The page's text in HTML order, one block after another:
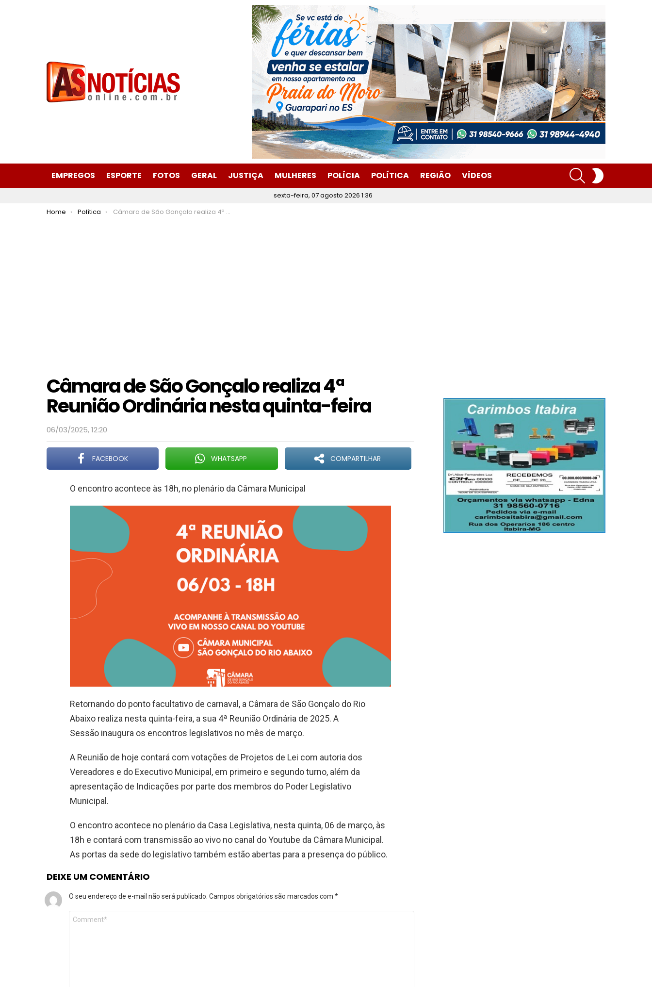
EMPREGOS ESPORTE FOTOS GERAL JUSTIÇA MULHERES POLÍCIA POLÍTICA REGIÃO VÍDEOS
SEARCH
sexta-feira, 07 agosto 2026 1:36
You are here:
Home Política Câmara de São Gonçalo realiza 4ª Reunião Ordinária nesta quinta-feira
Câmara de São Gonçalo realiza 4ª
Reunião Ordinária nesta quinta-feira
06/03/2025, 12:20
FACEBOOK WHATSAPP COMPARTILHAR
O encontro acontece às 18h, no plenário da Câmara Municipal
Retornando do ponto facultativo de carnaval, a Câmara de São Gonçalo do Rio
Abaixo realiza nesta quinta-feira, a sua 4ª Reunião Ordinária de 2025. A
Sessão inaugura os encontros legislativos no mês de março.
A Reunião de hoje contará com votações de Projetos de Lei com autoria dos
Vereadores e do Executivo Municipal, em primeiro e segundo turno, além da
apresentação de Indicações por parte dos membros do Poder Legislativo
Municipal.
O encontro acontece no plenário da Casa Legislativa, nesta quinta, 06 de março, às
18h e contará com transmissão ao vivo no canal do Youtube da Câmara Municipal.
As portas da sede do legislativo também estão abertas para a presença do público.
DEIXE UM COMENTÁRIO
O seu endereço de e-mail não será publicado. Campos obrigatórios são marcados com *
Comentário